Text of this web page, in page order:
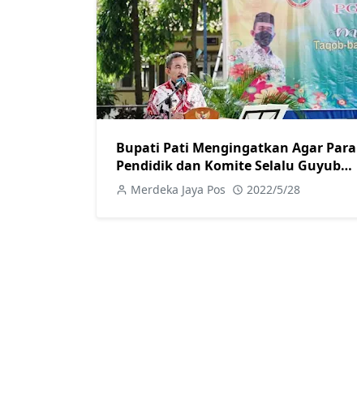
Bupati Pati Mengingatkan Agar Para
Pendidik dan Komite Selalu Guyub
Rukunb
Merdeka Jaya Pos 2022/5/28